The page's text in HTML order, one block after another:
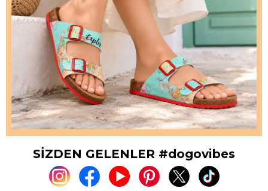
SİZDEN GELENLER #dogovibes